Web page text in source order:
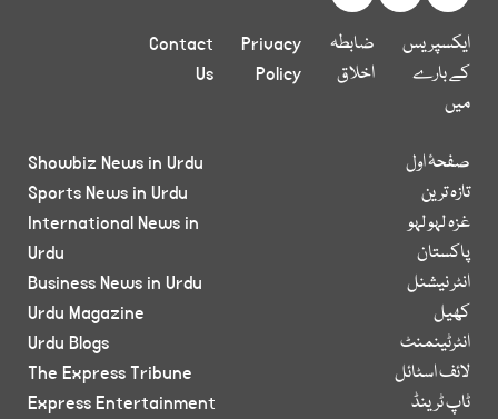
ایکسپریس
کے بارے
میں
ضابطہ
اخلاق
Privacy
Policy
Contact
Us
صفحۂ اول
تازہ ترین
غزہ لہو لہو
پاکستان
انٹر نیشنل
کھیل
انٹرٹینمنٹ
لائف اسٹائل
ٹاپ ٹرینڈ
Showbiz News in Urdu
Sports News in Urdu
International News in
Urdu
Business News in Urdu
Urdu Magazine
Urdu Blogs
The Express Tribune
Express Entertainment